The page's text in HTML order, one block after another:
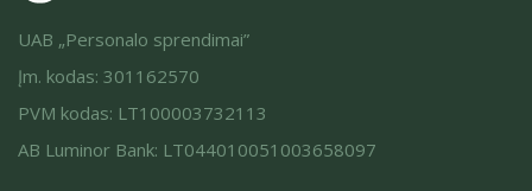
UAB „Personalo sprendimai”
Įm. kodas: 301162570
PVM kodas: LT100003732113
AB Luminor Bank: LT044010051003658097